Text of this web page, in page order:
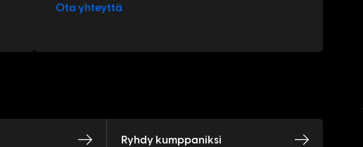
Ota yhteyttä
Ryhdy kumppaniksi